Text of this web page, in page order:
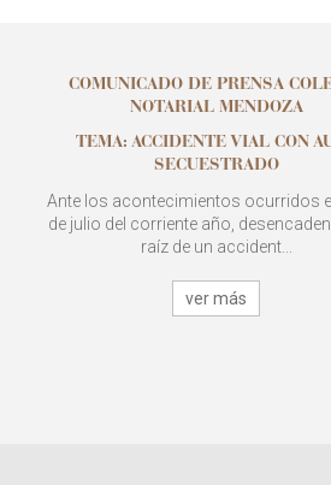
COMUNICADO DE PRENSA
NOTARIAL MENDOZA
TEMA: ACCIDENTE VIAL CON
SECUESTRADO
Ante los acontecimientos ocurridos
de julio del corriente año,
raíz de un accident...
ver más